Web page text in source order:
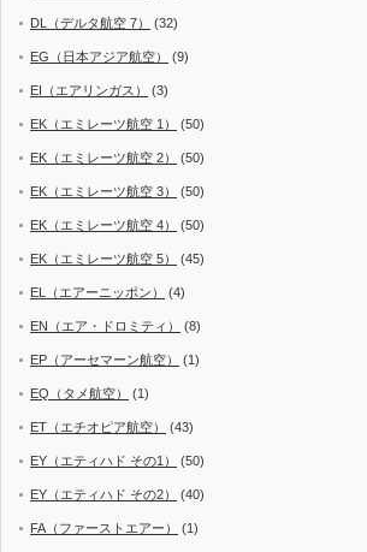
DL（デルタ航空 7） (32)
EG（日本アジア航空） (9)
EI（エアリンガス） (3)
EK（エミレーツ航空 1） (50)
EK（エミレーツ航空 2） (50)
EK（エミレーツ航空 3） (50)
EK（エミレーツ航空 4） (50)
EK（エミレーツ航空 5） (45)
EL（エアーニッポン） (4)
EN（エア・ドロミティ） (8)
EP（アーセマーン航空） (1)
EQ（タメ航空） (1)
ET（エチオピア航空） (43)
EY（エティハド その1） (50)
EY（エティハド その2） (40)
FA（ファーストエアー） (1)